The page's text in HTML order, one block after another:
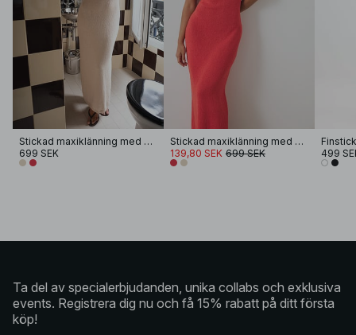
Stickad maxiklänning med vattenfallsringning
699 SEK
Stickad maxiklänning med vattenfallsringning
139,80 SEK 699 SEK 499
Ta del av specialerbjudanden, unika collabs och exklusiva
events. Registrera dig nu och få 15% rabatt på ditt första
köp!